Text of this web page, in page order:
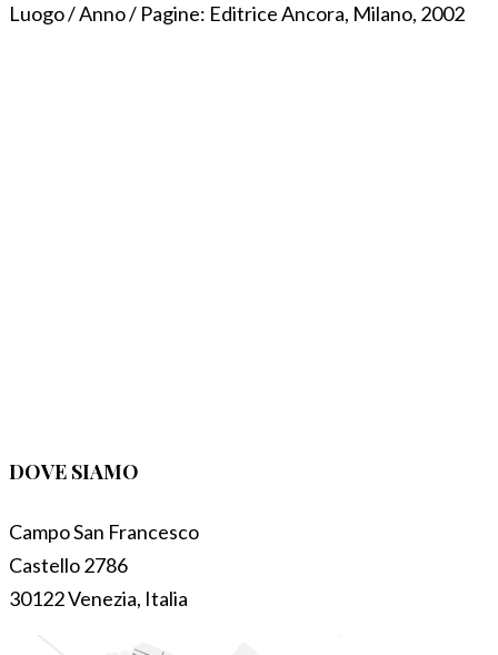
Luogo / Anno / Pagine: Editrice Ancora, Milano, 2002
DOVE SIAMO
Campo San Francesco
Castello 2786
30122 Venezia, Italia